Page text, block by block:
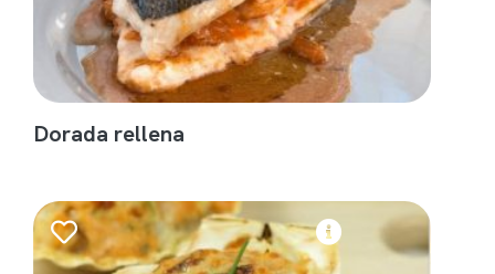
Dorada rellena